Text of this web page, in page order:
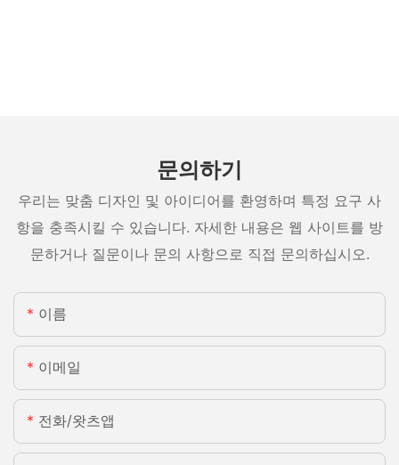
문의하기
우리는 맞춤 디자인 및 아이디어를 환영하며 특정 요구 사
항을 충족시킬 수 있습니다. 자세한 내용은 웹 사이트를 방
문하거나 질문이나 문의 사항으로 직접 문의하십시오.
이름
이메일
전화/왓츠앱